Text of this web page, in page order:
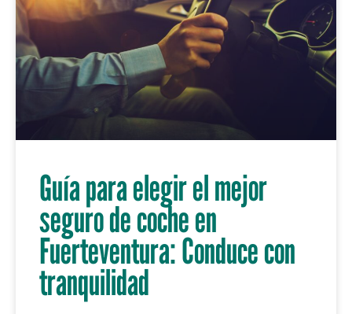
Guía para elegir el mejor
seguro de coche en
Fuerteventura: Conduce con
tranquilidad